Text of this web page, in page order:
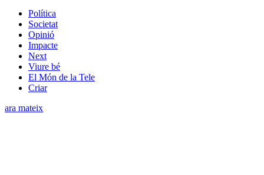
Política
Societat
Opinió
Impacte
Next
Viure bé
El Món de la Tele
Criar
ara mateix